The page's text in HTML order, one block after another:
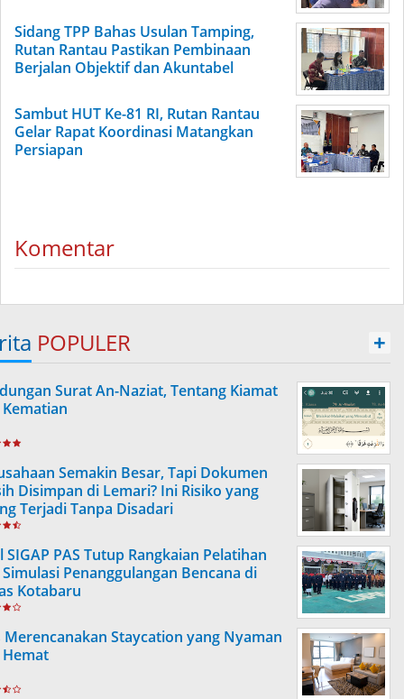
Sidang TPP Bahas Usulan Tamping,
Rutan Rantau Pastikan Pembinaan
Berjalan Objektif dan Akuntabel
Sambut HUT Ke-81 RI, Rutan Rantau
Gelar Rapat Koordinasi Matangkan
Persiapan
Komentar
POPULER +
Surat An-Naziat, Tentang Kiamat
Semakin Besar, Tapi Dokumen
Disimpan di Lemari? Ini Risiko yang
Terjadi Tanpa Disadari
SIGAP PAS Tutup Rangkaian Pelatihan
Penanggulangan Bencana di
Kotabaru
Merencanakan Staycation yang Nyaman